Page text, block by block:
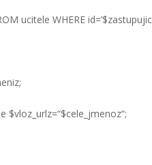
ucitele WHERE
$vloz_urlz=“$cele_jmenoz“;